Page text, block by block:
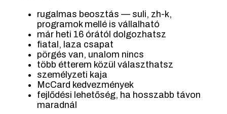
rugalmas beosztás — suli, zh-k,
programok mellé is vállalható
már heti 16 órától dolgozhatsz
fiatal, laza csapat
pörgés van, unalom nincs
több étterem közül választhatsz
személyzeti kaja
McCard kedvezmények
fejlődési lehetőség, ha hosszabb távon
maradnál